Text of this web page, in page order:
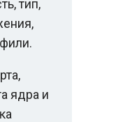
тип,
ядра и